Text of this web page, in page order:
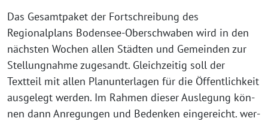
Das Gesamtpaket der Fortschreibung des
Regionalplans Bodensee-Oberschwaben wird in den
nächs­ten Wochen allen Städten und Gemeinden zur
Stellungnahme zuge­sandt. Gleichzeitig soll der
Textteil mit allen Planunterlagen für die Öffentlichkeit
aus­ge­legt wer­den. Im Rahmen die­ser Auslegung kön­
nen dann Anregungen und Bedenken ein­ge­reicht. wer­